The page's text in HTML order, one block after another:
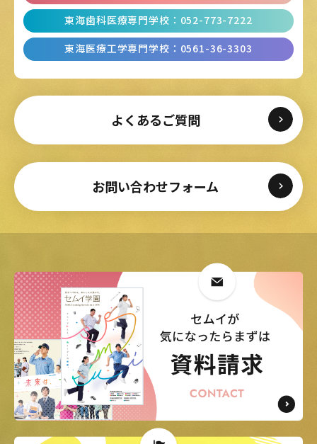
よくあるご質問
お問い合わせフォーム
東海歯科医療専門学校 ： 052-773-7222
東海医療工学専門学校 ： 0561-36-3303